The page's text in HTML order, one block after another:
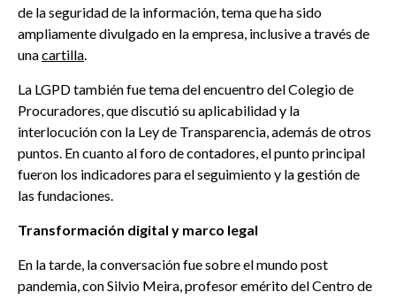
de la seguridad de la información, tema que ha sido
ampliamente divulgado en la empresa, inclusive a través de
unacartilla.
La LGPD también fue tema del encuentro del Colegio de
Procuradores, que discutió su aplicabilidad y la
interlocución con la Ley de Transparencia, además de otros
puntos. En cuanto al foro de contadores, el punto principal
fueron los indicadores para el seguimiento y la gestión de
las fundaciones.
Transformación digital y marco legal
En la tarde, la conversación fue sobre el mundo post
pandemia, con Silvio Meira, profesor emérito del Centro de